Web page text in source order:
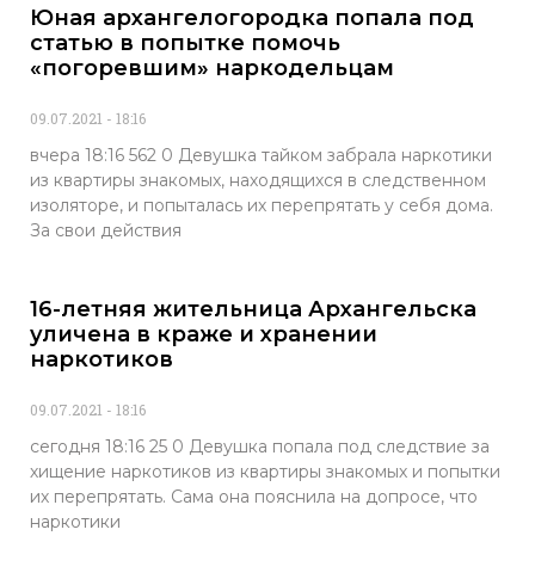
Юная архангелогородка попала под
статью в попытке помочь
«погоревшим» наркодельцам
09.07.2021 18:16
вчера 18:16 562 0 Девушка тайком забрала наркотики
из квартиры знакомых, находящихся в следственном
изоляторе, и попыталась их перепрятать у себя дома.
За свои действия
16-летняя жительница Архангельска
уличена в краже и хранении
наркотиков
09.07.2021 18:16
сегодня 18:16 25 0 Девушка попала под следствие за
хищение наркотиков из квартиры знакомых и попытки
их перепрятать. Сама она пояснила на допросе, что
наркотики